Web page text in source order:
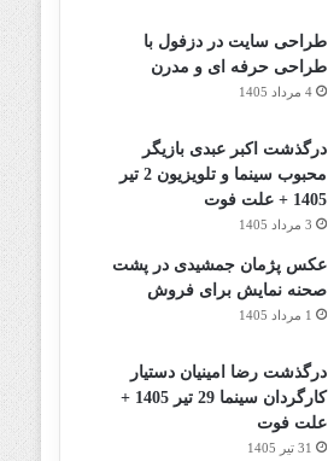
طراحی سایت در دزفول با
طراحی حرفه‌ ای و مدرن
4 مرداد 1405
درگذشت اکبر عبدی بازیگر
محبوب سینما و تلویزیون 2 تیر
1405 + علت فوت
3 مرداد 1405
عکس پژمان جمشیدی در پشت
صحنه نمایش برای فروش
1 مرداد 1405
درگذشت رضا امینیان دستیار
کارگردان سینما 29 تیر 1405 +
علت فوت
31 تیر 1405